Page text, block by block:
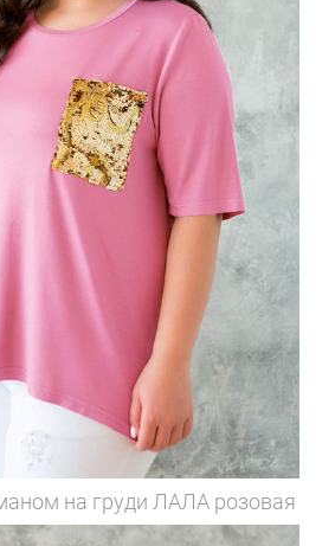
на груди ЛАЛА розовая